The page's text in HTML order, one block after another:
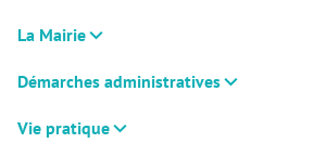
La Mairie
Démarches administratives
Vie pratique